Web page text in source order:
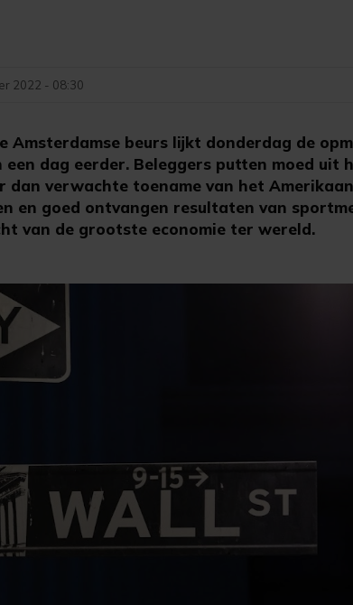
Amsterdamse beurs lijkt donderdag de
dag eerder. Beleggers putten moed uit
dan verwachte toename van het
en goed ontvangen resultaten van
van de grootste economie ter wereld.
2022 - 08:30